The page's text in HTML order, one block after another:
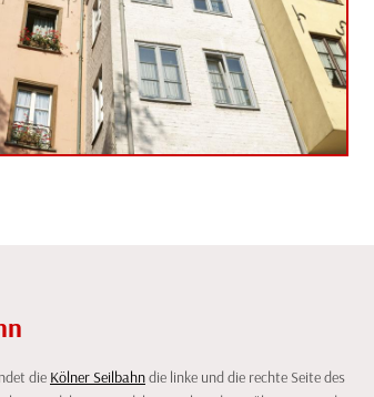
die Kölner Seilbahndie linke und die rechte Seite des